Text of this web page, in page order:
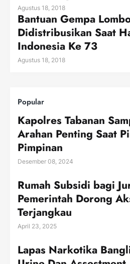
Agustus 18, 2018
Bantuan Gempa
Didistribusikan Saat
Indonesia Ke 73
Agustus 18, 2018
Popular
Kapolres Tabanan
Arahan Penting Saat
Pimpinan
Desember 08, 2024
Rumah Subsidi bagi
Pemerintah Dorong
Terjangkau
April 23, 2025
Lapas Narkotika